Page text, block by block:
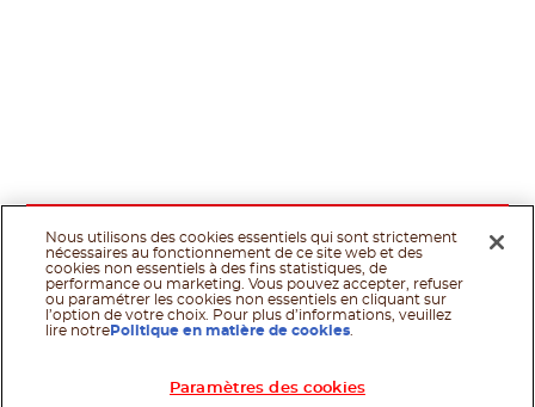
Nous utilisons des cookies essentiels qui sont strictement
nécessaires au fonctionnement de ce site web et des
cookies non essentiels à des fins statistiques, de
performance ou marketing. Vous pouvez accepter, refuser
ou paramétrer les cookies non essentiels en cliquant sur
l’option de votre choix. Pour plus d’informations, veuillez
lire notre Politique en matière de cookies
Paramètres des cookies